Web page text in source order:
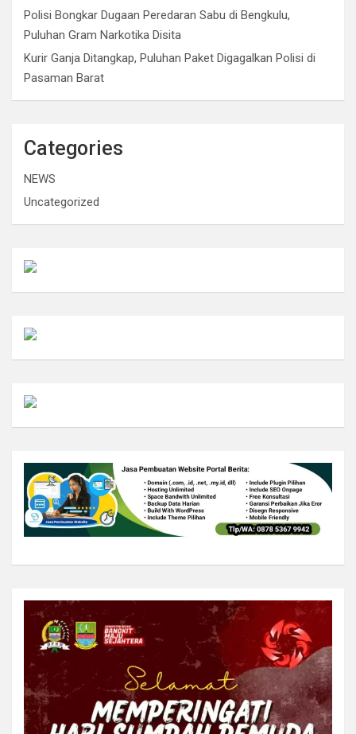
Polisi Bongkar Dugaan Peredaran Sabu di Bengkulu,
Puluhan Gram Narkotika Disita
Kurir Ganja Ditangkap, Puluhan Paket Digagalkan Polisi di
Pasaman Barat
Categories
NEWS
Uncategorized